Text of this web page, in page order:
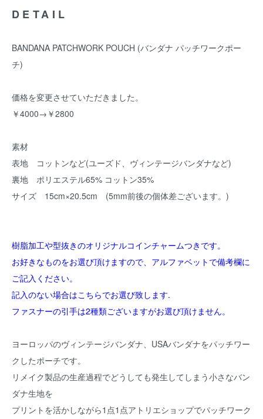
DETAIL
BANDANA PATCHWORK POUCH (バンダナ パッチワークポー
チ)
価格を変更させていただきました。
￥4000→￥2800
素材
表地 コットンなど(ユーズド、ヴィンテージバンダナなど)
裏地 ポリエステル65% コットン35%
サイズ 15cm×20.5cm (5mm前後の個体差ございます。)
樹脂加工や型抜きのオリジナルコインチャームつきです。
お好きなものをお選び頂けますので、アルファベットで備考欄に
ご記入ください。
記入のない場合はこちらでお選び致します.
ファスナーの引手は2種類ございますがお選び頂けません。
ヨーロッパのヴィンテージバンダナ、USAバンダナをパッチワー
クしたポーチです。
リメイク製品の生産過程でどうしても発生してしまう小さなバン
ダナ生地を
プリントを活かしながら1点1点アトリエショップでパッチワーク